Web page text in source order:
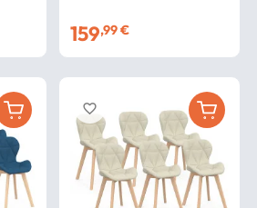
159,99 €
favorite_border